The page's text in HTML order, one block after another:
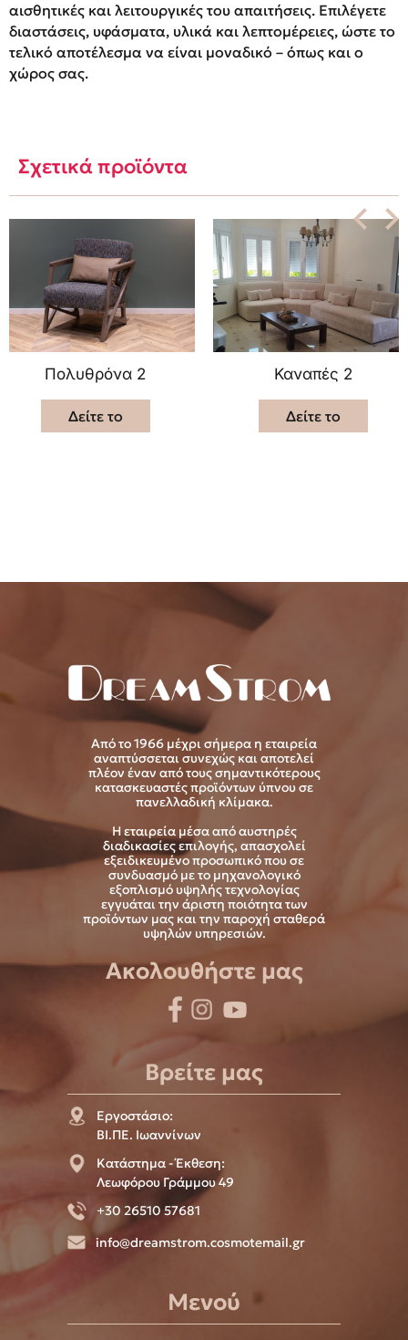
αισθητικές και λειτουργικές του απαιτήσεις. Επιλέγετε
διαστάσεις, υφάσματα, υλικά και λεπτομέρειες, ώστε το
τελικό αποτέλεσμα να είναι μοναδικό – όπως και ο
χώρος σας.
Σχετικά προϊόντα
Πολυθρόνα 2
Δείτε το
Καναπές 2
Δείτε το
Από το 1966 μέχρι σήμερα η εταιρεία
αναπτύσσεται συνεχώς και αποτελεί
πλέον έναν από τους σημαντικότερους
κατασκευαστές προϊόντων ύπνου σε
πανελλαδική κλίμακα.
Η εταιρεία μέσα από αυστηρές
διαδικασίες επιλογής, απασχολεί
εξειδικευμένο προσωπικό που σε
συνδυασμό με το μηχανολογικό
εξοπλισμό υψηλής τεχνολογίας
εγγυάται την άριστη ποιότητα των
προϊόντων μας και την παροχή σταθερά
υψηλών υπηρεσιών.
Ακολουθήστε μας
Βρείτε μας
Εργοστάσιο:
ΒΙ.ΠΕ. Ιωαννίνων
Κατάστημα - Έκθεση:
Λεωφόρου Γράμμου 49
+30 26510 57681
info@dreamstrom.cosmotemail.gr
Μενού